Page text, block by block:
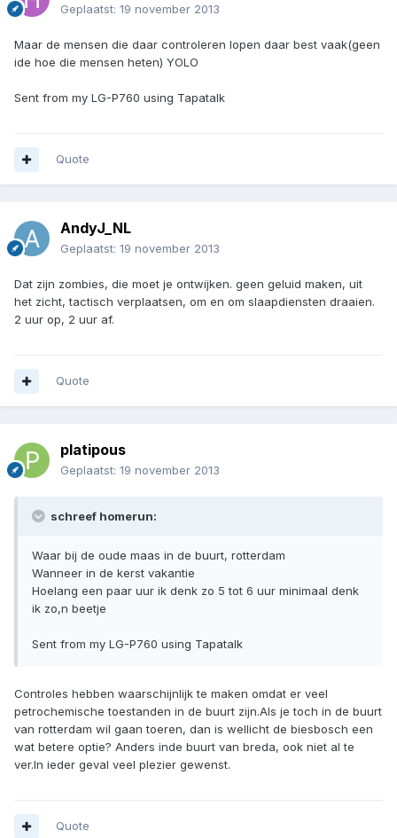
Geplaatst: 19 november 2013
Maar de mensen die daar controleren lopen daar best vaak(geen
ide hoe die mensen heten) YOLO
Sent from my LG-P760 using Tapatalk
Quote
AndyJ_NL
Geplaatst: 19 november 2013
Dat zijn zombies, die moet je ontwijken. geen geluid maken, uit
het zicht, tactisch verplaatsen, om en om slaapdiensten draaien.
2 uur op, 2 uur af.
Quote
platipous
Geplaatst: 19 november 2013
schreef homerun:
Waar bij de oude maas in de buurt, rotterdam
Wanneer in de kerst vakantie
Hoelang een paar uur ik denk zo 5 tot 6 uur minimaal denk
ik zo,n beetje
Sent from my LG-P760 using Tapatalk
Controles hebben waarschijnlijk te maken omdat er veel
petrochemische toestanden in de buurt zijn.Als je toch in de buurt
van rotterdam wil gaan toeren, dan is wellicht de biesbosch een
wat betere optie? Anders inde buurt van breda, ook niet al te
ver.In ieder geval veel plezier gewenst.
Quote